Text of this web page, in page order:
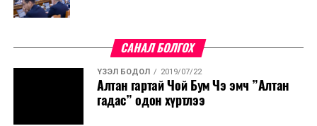
САНАЛ БОЛГОХ
ҮЗЭЛ БОДОЛ 2019/07/22
Алтан гартай Чой Бум Чэ эмч ”Алтан
гадас” одон хүртлээ